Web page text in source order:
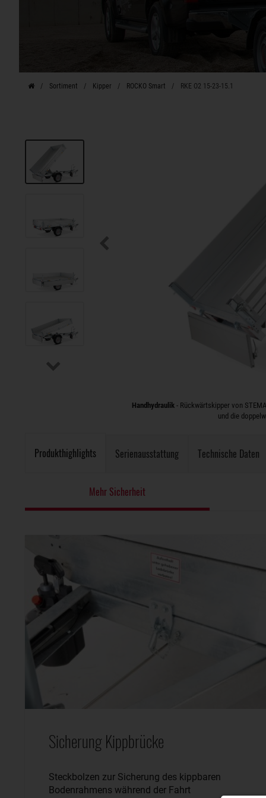
Sortiment Kipper ROCKO Smart RKE O2 15-23-15.1
Handhydraulik - Rückwärtskipper von
und die
Produkthighlights Serienausstattung Technische Daten
Mehr Sicherheit
Sicherung Kippbrücke
Steckbolzen zur Sicherung des kippbaren
Bodenrahmens während der Fahrt